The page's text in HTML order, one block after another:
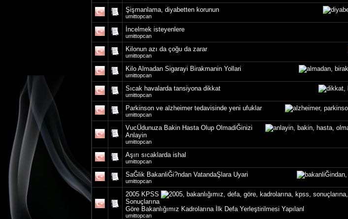
Şişmanlama, diyabetten korunun
umittopcan
İncelmek isteyenlere
umittopcan
Kilonun azı da çoğu da zarar
umittopcan
Kilo Almadan Sigarayi Birakmanin Yollari
umittopcan
Sıcak havalarda tansiyona dikkat
umittopcan
Parkinson ve alzheimer tedavisinde yeni ufuklar
umittopcan
VucÜdunuza Bakin Hasta Olup OlmadiĞinizi
Anlayin
umittopcan
Aşırı sıcaklarda ishal
umittopcan
SaĞlik BakanliĞi?ndan VatandaŞlara Uyari
umittopcan
2005 KPSS
Sonuçlarına
Göre Bakanlığımız Kadrolarına İlk Defa Yerleştirilmesi Yapılanl
umittopcan